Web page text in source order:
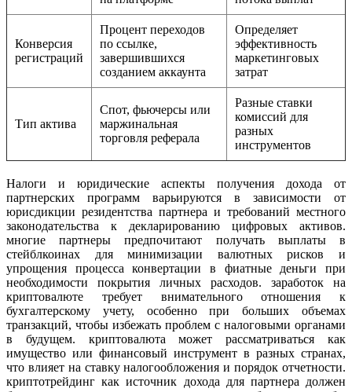
Конверсия
регистраций
Процент переходов
по ссылке,
завершившихся
созданием аккаунта
Определяет
эффективность
маркетинговых
затрат
Тип актива
Спот, фьючерсы или
маржинальная
торговля реферала
Разные ставки
комиссий для
разных
инструментов
Налоги и юридические аспекты получения дохода от
партнерских программ варьируются в зависимости от
юрисдикции резидентства партнера и требований местного
законодательства к декларированию цифровых активов.
многие партнеры предпочитают получать выплаты в
стейблкоинах для минимизации валютных рисков и
упрощения процесса конвертации в фиатные деньги при
необходимости покрытия личных расходов. заработок на
криптовалюте требует внимательного отношения к
бухгалтерскому учету, особенно при больших объемах
транзакций, чтобы избежать проблем с налоговыми органами
в будущем. криптовалютa может рассматриваться как
имущество или финансовый инструмент в разных странах,
что влияет на ставку налогообложения и порядок отчетности.
криптотрейдинг как источник дохода для партнера должен